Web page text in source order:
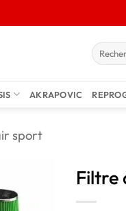
AKRAPOVIC
sport
Filtre